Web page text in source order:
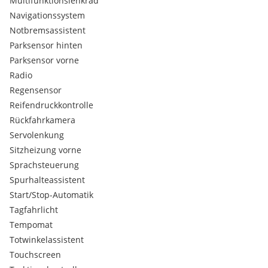
Hintere Türverkleidung in Karsten Maserung
Innenraum und Dachhimmel Schwarz
Kabelloses Mirror Screen:
Kühlergrill in Schwarz mit vertikalen Markierungen in
Wagenfarbe,
PEUGEOT Connect Box:
Standardschlüssell
Türarmlehnen vorne und hinten in Stoff/Kunstleder
Isabella mit Quartznäht
Warnleuchte und Warnsignal bei Lösen des
Sicherheitsgurt hinten
Navigationssystem
Notbremsassistent
Parksensor hinten
Parksensor vorne
Radio
Regensensor
Reifendruckkontrolle
Rückfahrkamera
Servolenkung
Sitzheizung vorne
Sprachsteuerung
Spurhalteassistent
Start/Stop-Automatik
Tagfahrlicht
Tempomat
Totwinkelassistent
Touchscreen